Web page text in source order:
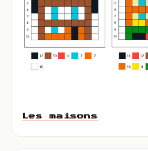
Les maisons